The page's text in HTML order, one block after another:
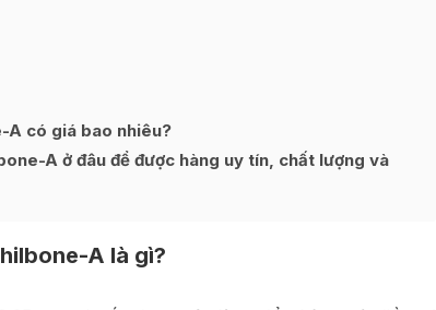
A có giá bao nhiêu?
A ở đâu để được hàng uy tín, chất lượng và
A là gì?